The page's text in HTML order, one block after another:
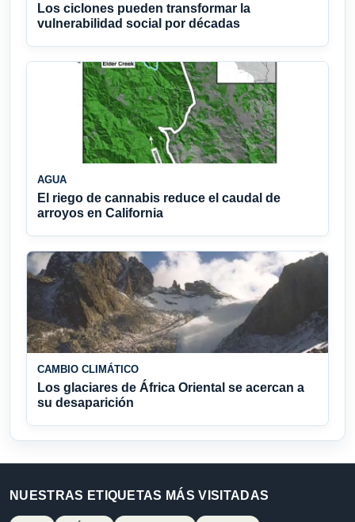
Los ciclones pueden transformar la
vulnerabilidad social por décadas
AGUA
El riego de cannabis reduce el caudal de
arroyos en California
CAMBIO CLIMÁTICO
Los glaciares de África Oriental se acercan a
su desaparición
NUESTRAS ETIQUETAS MÁS VISITADAS